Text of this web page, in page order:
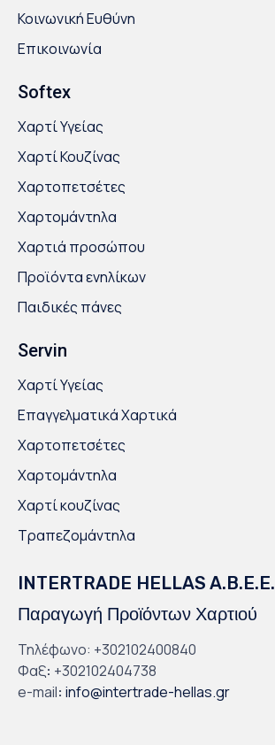
Κοινωνική Ευθύνη
Επικοινωνία
Softex
Χαρτί Υγείας
Χαρτί Κουζίνας
Χαρτοπετσέτες
Χαρτομάντηλα
Χαρτιά προσώπου
Προϊόντα ενηλίκων
Παιδικές πάνες
Servin
Χαρτί Υγείας
Επαγγελματικά Χαρτικά
Χαρτοπετσέτες
Χαρτομάντηλα
Χαρτί κουζίνας
Τραπεζομάντηλα
INTERTRADE HELLAS A.B.E.E.
Παραγωγή Προϊόντων Χαρτιού
Τηλέφωνο: +302102400840
Φαξ: +302102404738
e-mail: info@intertrade-hellas.gr